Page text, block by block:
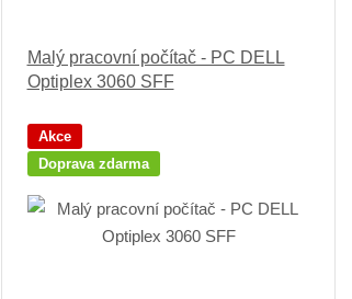
Malý pracovní počítač - PC DELL
Optiplex 3060 SFF
Akce
Doprava zdarma